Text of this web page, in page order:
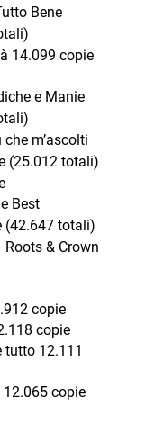
Bene
14.099 copie
e Manie
che m’ascolti
(25.012 totali)
Best
(42.647 totali)
Roots & Crown
copie
copie
tutto 12.111
copie